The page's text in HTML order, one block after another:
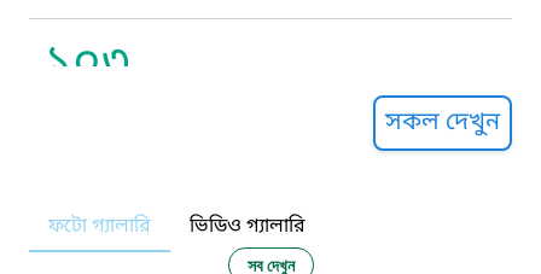
১০৩
নারী ও শিশু নির্যাতন প্রতিরোধ
সকল দেখুন
ফটো গ্যালারি ভিডিও গ্যালারি
সব দেখুন